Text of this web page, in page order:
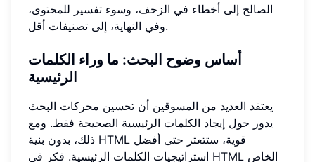
الصالح إلى أخطاء في الزحف، وسوء تفسير للمحتوى،
وفي النهاية، إلى تصنيفات أقل.
أساس وضوح البحث: ما وراء الكلمات
الرئيسية
يعتقد العديد من المسوقين أن تحسين محركات البحث
يدور حول إيجاد الكلمات الرئيسية الصحيحة فقط. ومع
ذلك، بدون بنية HTML قوية، ستتعثر حتى أفضل
استراتيجيات الكلمات الرئيسية. فكر في HTML الخاص